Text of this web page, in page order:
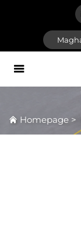
Homepage >